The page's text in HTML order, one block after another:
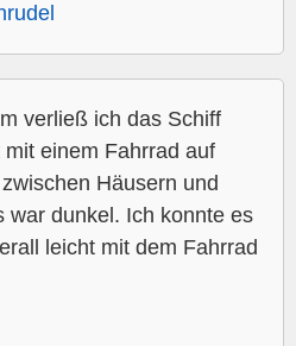
verließ ich das Schiff
einem Fahrrad auf
Häusern und
war dunkel. Ich konnte es
leicht mit dem Fahrrad